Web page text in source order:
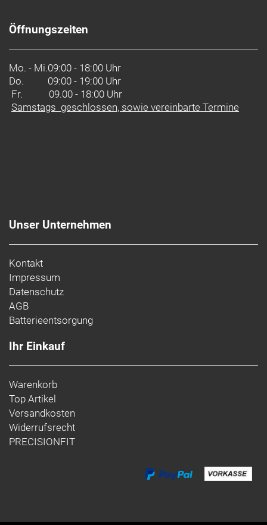
Öffnungszeiten
Mo. - Mi.09:00 - 18:00 Uhr
Do.
09:00 - 19:00 Uhr
Fr. 09.00 - 18:00 Uhr
Samstags geschlossen, sowie vereinbarte Termine
Unser Unternehmen
Kontakt
Impressum
Datenschutz
AGB
Batterieentsorgung
Ihr Einkauf
Warenkorb
Top Artikel
Versandkosten
Widerrufsrecht
PRECISIONFIT